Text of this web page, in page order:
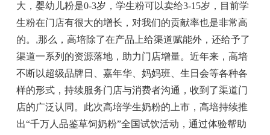
大，婴幼儿粉是0-3岁，学生粉可以卖给3-15岁，目前学
生粉在门店有很大的增长，对我们的贡献率也是非常高
的。 ,那么，高培除了在产品上给渠道赋能外，还给予了
渠道一系列的资源落地，助力门店增量。近年来，高培
不断以超级品牌日、嘉年华、妈妈班、生日会等各种各
样的形式，持续服务门店与消费者沟通，收到了渠道门
店的广泛认同。此次高培学生奶粉的上市，高培持续推
出“千万人品鉴草饲奶粉”全国试饮活动，通过体验帮助